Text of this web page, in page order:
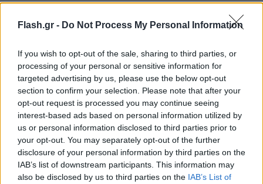
Flash.gr - Do Not Process My Personal Information
If you wish to opt-out of the sale, sharing to third parties, or
processing of your personal or sensitive information for
targeted advertising by us, please use the below opt-out
section to confirm your selection. Please note that after your
opt-out request is processed you may continue seeing
interest-based ads based on personal information utilized by
us or personal information disclosed to third parties prior to
your opt-out. You may separately opt-out of the further
disclosure of your personal information by third parties on the
IAB’s list of downstream participants. This information may
also be disclosed by us to third parties on the IAB’s List of